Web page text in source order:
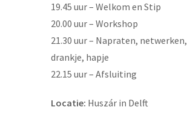
19.45 uur – Welkom en Stip
20.00 uur – Workshop
21.30 uur – Napraten, netwerken,
drankje, hapje
22.15 uur – Afsluiting
Locatie: Huszár in Delft